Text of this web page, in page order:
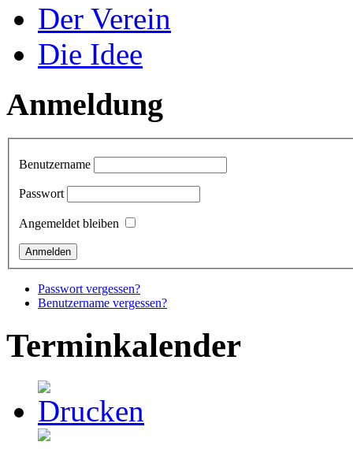
Der Verein
Die Idee
Anmeldung
Benutzername
Passwort
Angemeldet bleiben
Passwort vergessen?
Benutzername vergessen?
Terminkalender